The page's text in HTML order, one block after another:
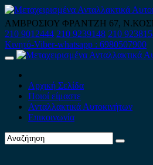
Skip
to
content
ΑΜΒΡΟΣΙΟΥ ΦΡΑΝΤΖΗ 67,
210 9012444 210 9239148 210
Κινητό-Viber-whatsapp : 6980507900
Primary
Αρχική Σελίδα
Ποιοί είμαστε
Ανταλλακτικά Αυτοκινήτων
Επικοινωνία